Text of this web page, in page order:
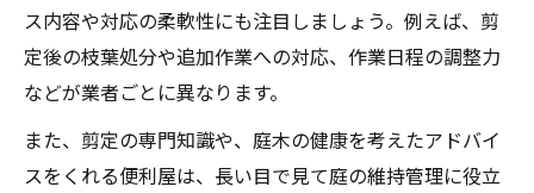
ス内容や対応の柔軟性にも注目しましょう。例えば、剪
定後の枝葉処分や追加作業への対応、作業日程の調整力
などが業者ごとに異なります。
また、剪定の専門知識や、庭木の健康を考えたアドバイ
スをくれる便利屋は、長い目で見て庭の維持管理に役立